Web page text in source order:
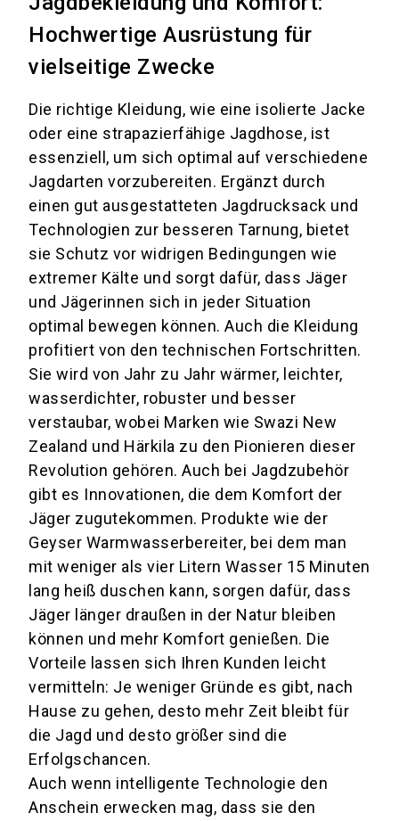
Hochwertige Ausrüstung für
vielseitige Zwecke
Die richtige Kleidung, wie eine isolierte Jacke
oder eine strapazierfähige Jagdhose, ist
essenziell, um sich optimal auf verschiedene
Jagdarten vorzubereiten. Ergänzt durch
einen gut ausgestatteten Jagdrucksack und
Technologien zur besseren Tarnung, bietet
sie Schutz vor widrigen Bedingungen wie
extremer Kälte und sorgt dafür, dass Jäger
und Jägerinnen sich in jeder Situation
optimal bewegen können. Auch die Kleidung
profitiert von den technischen Fortschritten.
Sie wird von Jahr zu Jahr wärmer, leichter,
wasserdichter, robuster und besser
verstaubar, wobei Marken wie Swazi New
Zealand und Härkila zu den Pionieren dieser
Revolution gehören. Auch bei Jagdzubehör
gibt es Innovationen, die dem Komfort der
Jäger zugutekommen. Produkte wie der
Geyser Warmwasserbereiter, bei dem man
mit weniger als vier Litern Wasser 15 Minuten
lang heiß duschen kann, sorgen dafür, dass
Jäger länger draußen in der Natur bleiben
können und mehr Komfort genießen. Die
Vorteile lassen sich Ihren Kunden leicht
vermitteln: Je weniger Gründe es gibt, nach
Hause zu gehen, desto mehr Zeit bleibt für
die Jagd und desto größer sind die
Erfolgschancen.
Auch wenn intelligente Technologie den
Anschein erwecken mag, dass sie den